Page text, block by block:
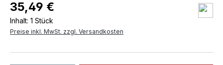
35,49 €
Inhalt: 1 Stück
Preise inkl. MwSt. zzgl. Versandkosten